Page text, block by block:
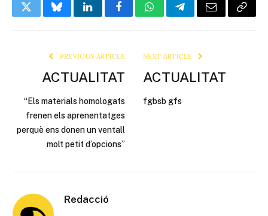
TwitterBlueskyLinkedInFacebookWhatsAppTelegramEmail Copy
PREVIOUS ARTICLE
ACTUALITAT
“Els materials homologats
frenen els aprenentatges
perquè ens donen un ventall
molt petit d’opcions”
NEXT ARTICLE
ACTUALITAT
fgbsb gfs
Redacció